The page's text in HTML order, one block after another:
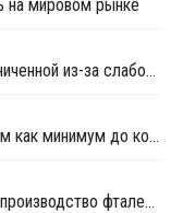
на мировом рынке
Активность закупок ПВХ остается ограниченной из-за слабого восстановления спроса в США и Азии
Спрос на ПВХ в Европе останется низким как минимум до конца 2023 года
Koppers планирует в сентябре закрыть производство фталевого ангидрида в США на ремонт